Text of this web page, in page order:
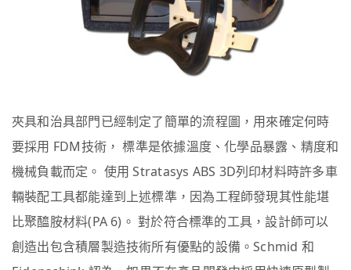
夾具和治具部門已經制定了簡單的流程圖，用來確定何時
要採用 FDM技術， 標準是依據溫度、化學品暴露、精度和
機械負載而定。 使用 Stratasys ABS 3D列印材料時許多車
輛裝配工具都能達到上述標準，因為工程師發現其性能堪
比聚醯胺材料(PA 6)。 對於符合標準的工具，設計師可以
創造出包含積層製造技術所有優點的設備。Schmid 和